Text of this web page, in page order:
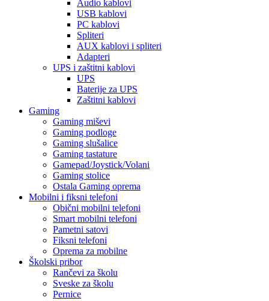
Audio kablovi
USB kablovi
PC kablovi
Spliteri
AUX kablovi i spliteri
Adapteri
UPS i zaštitni kablovi
UPS
Baterije za UPS
Zaštitni kablovi
Gaming
Gaming miševi
Gaming podloge
Gaming slušalice
Gaming tastature
Gamepad/Joystick/Volani
Gaming stolice
Ostala Gaming oprema
Mobilni i fiksni telefoni
Obični mobilni telefoni
Smart mobilni telefoni
Pametni satovi
Fiksni telefoni
Oprema za mobilne
Školski pribor
Rančevi za školu
Sveske za školu
Pernice